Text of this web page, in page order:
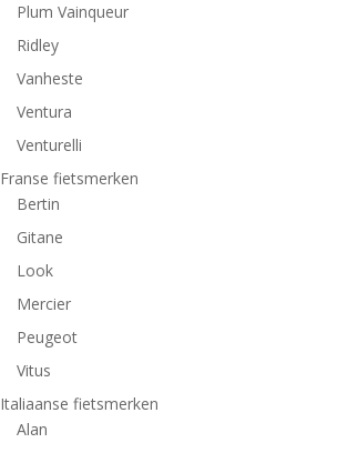
Plum Vainqueur
Ridley
Vanheste
Ventura
Venturelli
Franse fietsmerken
Bertin
Gitane
Look
Mercier
Peugeot
Vitus
Italiaanse fietsmerken
Alan